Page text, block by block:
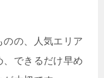
のの、人気エリア
、できるだけ早め